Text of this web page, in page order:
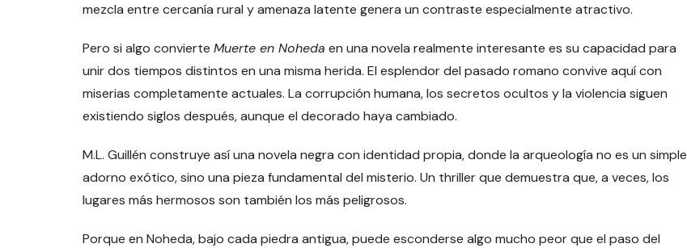
mezcla entre cercanía rural y amenaza latente genera un contraste especialmente atractivo.
Pero si algo convierte Muerte en Noheda en una novela realmente interesante es su capacidad para
unir dos tiempos distintos en una misma herida. El esplendor del pasado romano convive aquí con
miserias completamente actuales. La corrupción humana, los secretos ocultos y la violencia siguen
existiendo siglos después, aunque el decorado haya cambiado.
M.L. Guillén construye así una novela negra con identidad propia, donde la arqueología no es un simple
adorno exótico, sino una pieza fundamental del misterio. Un thriller que demuestra que, a veces, los
lugares más hermosos son también los más peligrosos.
Porque en Noheda, bajo cada piedra antigua, puede esconderse algo mucho peor que el paso del